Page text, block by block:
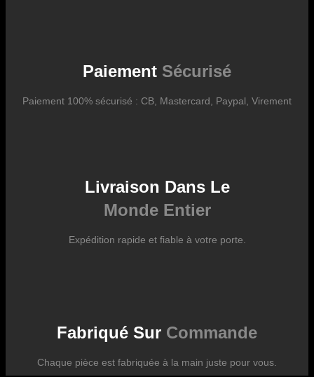
des fluctuations tarifaires des transporteurs internationaux.
Paiement Sécurisé
Paiement 100% sécurisé : CB, Mastercard, Paypal, Virement
Livraison Dans Le
Monde Entier
Expédition rapide et fiable à votre porte.
Fabriqué Sur Commande
Chaque pièce est fabriquée à la main juste pour vous.